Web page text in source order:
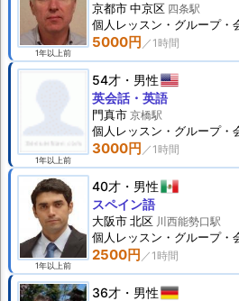
1年以上前
5000円
京都市 中京区 四条駅
個人 レッスン ・グループ・
1年以上前
54才 男性
3000円
英会話・英語
門真市 京橋駅
個人 レッスン ・グループ・
1年以上前
40才 男性
2500円
スペイン語
大阪市 北区 川西能勢口駅
個人 レッスン ・グループ・
36才 男性